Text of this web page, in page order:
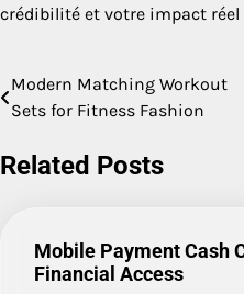
crédibilité et votre impact
Post
Modern Matching Workout
Sets for Fitness Fashion
Related Posts
Mobile Payment Cash
Financial Access